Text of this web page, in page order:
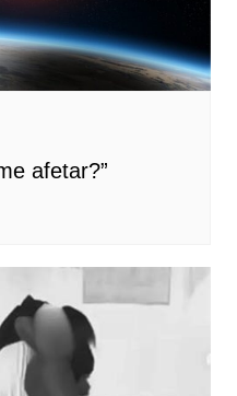
afetar?”